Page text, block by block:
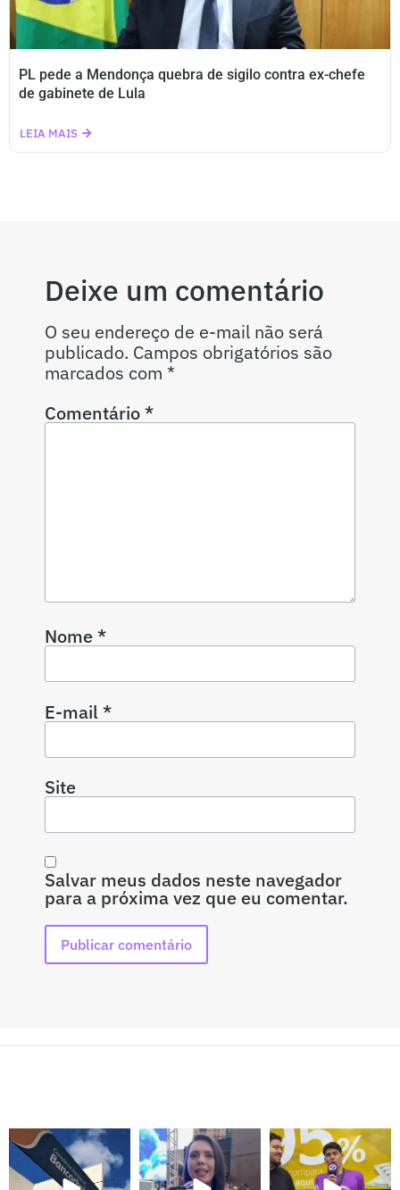
PL pede a Mendonça quebra de sigilo contra ex-chefe
de gabinete de Lula
LEIA MAIS
Deixe um comentário
O seu endereço de e-mail não será
publicado. Campos obrigatórios são
marcados com *
Comentário*
Nome*
E-mail*
Site
Salvar meus dados neste navegador
para a próxima vez que eu comentar.